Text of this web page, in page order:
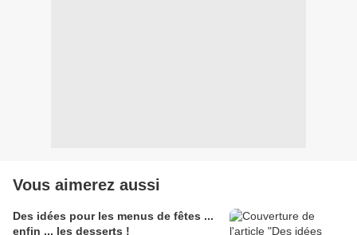
Vous aimerez aussi
Des idées pour les menus de fêtes ...
enfin ... les desserts !